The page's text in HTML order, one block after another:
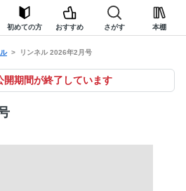
初めての方 おすすめ さがす 本棚
リンネル 2026年2月号
開期間が終了しています